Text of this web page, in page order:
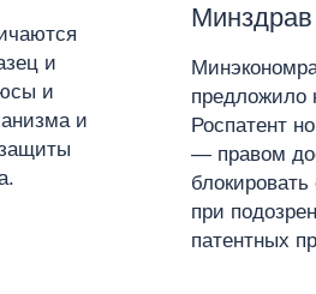
и
и
и
Минздрав
предложило
Роспатент
— правом
блокировать
при
патентных